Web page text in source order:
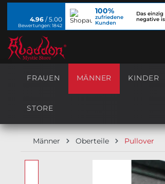
Zur Hauptnavigation
4.96 / 5.00
Bewertungen: 1842
100%
zufriedene
Kunden
Das einzig
negative
FRAUEN MÄNNER KINDER
STORE
Männer Oberteile Pullover